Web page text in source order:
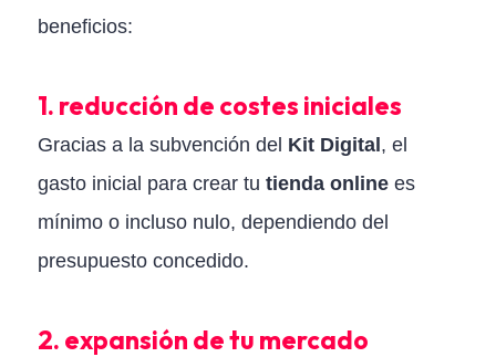
beneficios:
1. reducción de costes iniciales
Gracias a la subvención del Kit Digital, el
gasto inicial para crear tu tienda onlinees
mínimo o incluso nulo, dependiendo del
presupuesto concedido.
2. expansión de tu mercado